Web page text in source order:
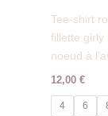
Tee-shirt
fillette girly
noeud à
12,00 €
4 6